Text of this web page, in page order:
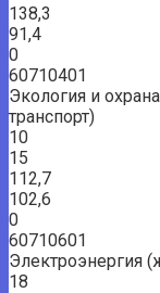
138,3
91,4
0
60710401
Экология и
транспорт)
10
15
112,7
102,6
0
60710601
Электроэнергия
18